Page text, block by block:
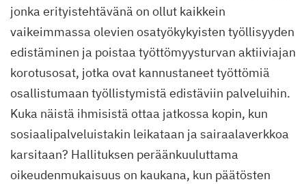
jonka erityistehtävänä on ollut kaikkein
vaikeimmassa olevien osatyökykyisten työllisyyden
edistäminen ja poistaa työttömyysturvan aktiiviajan
korotusosat, jotka ovat kannustaneet työttömiä
osallistumaan työllistymistä edistäviin palveluihin.
Kuka näistä ihmisistä ottaa jatkossa kopin, kun
sosiaalipalveluistakin leikataan ja sairaalaverkkoa
karsitaan? Hallituksen peräänkuuluttama
oikeudenmukaisuus on kaukana, kun päätösten